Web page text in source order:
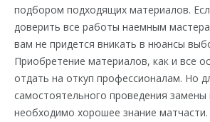
подбором подходящих материалов.
доверить все работы наемным
вам не придется вникать в нюансы
Приобретение материалов, как и все
отдать на откуп профессионалам. Но
самостоятельного проведения замены
необходимо хорошее знание